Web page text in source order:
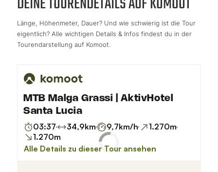
Länge, Höhenmeter, Dauer? Und wie schwierig ist die Tour
eigentlich? Alle wichtigen Details & Infos findest du in der
Tourendarstellung auf Komoot.